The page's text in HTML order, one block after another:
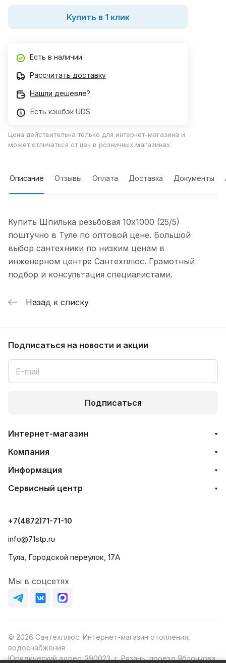
Купить в 1 клик
Есть в наличии
Рассчитать доставку
Нашли дешевле?
Есть кэшбэк UDS
Цена действительна только для интернет-магазина и
может отличаться от цен в розничных магазинах
Описание Отзывы Оплата Доставка Документы
Купить Шпилька резьбовая 10х1000 (25/5)
поштучно в Туле по оптовой цене. Большой
выбор сантехники по низким ценам в
инженерном центре Сантехплюс. Грамотный
подбор и консультация специалистами.
Назад к списку
Подписаться на новости и акции
Подписаться
Интернет-магазин
Компания
Информация
Сервисный центр
+7(4872)71-71-10
info@71stp.ru
Тула, Городской переулок, 17А
Мы в соцсетях
© 2026 Сантехплюс: Интернет-магазин отопления,
водоснабжения
Юридический адрес: 390023, г. Рязань, проезд Яблочкова,